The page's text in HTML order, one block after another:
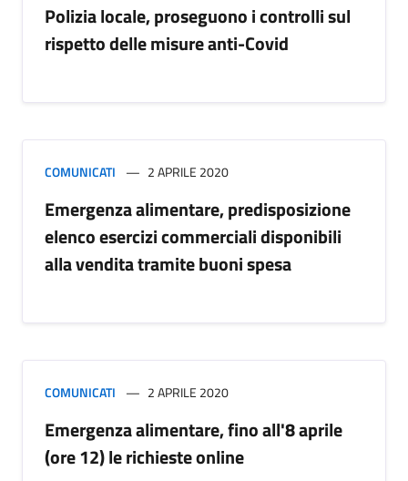
Polizia locale, proseguono i controlli sul
rispetto delle misure anti-Covid
COMUNICATI 2 APRILE 2020
Emergenza alimentare, predisposizione
elenco esercizi commerciali disponibili
alla vendita tramite buoni spesa
COMUNICATI 2 APRILE 2020
Emergenza alimentare, fino all'8 aprile
(ore 12) le richieste online